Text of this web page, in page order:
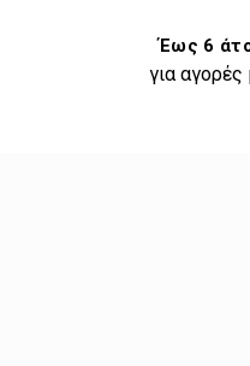
Έως 6
για